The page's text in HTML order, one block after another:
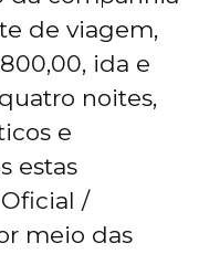
de viagem,
ida e
noites,
e
estas
/
meio das